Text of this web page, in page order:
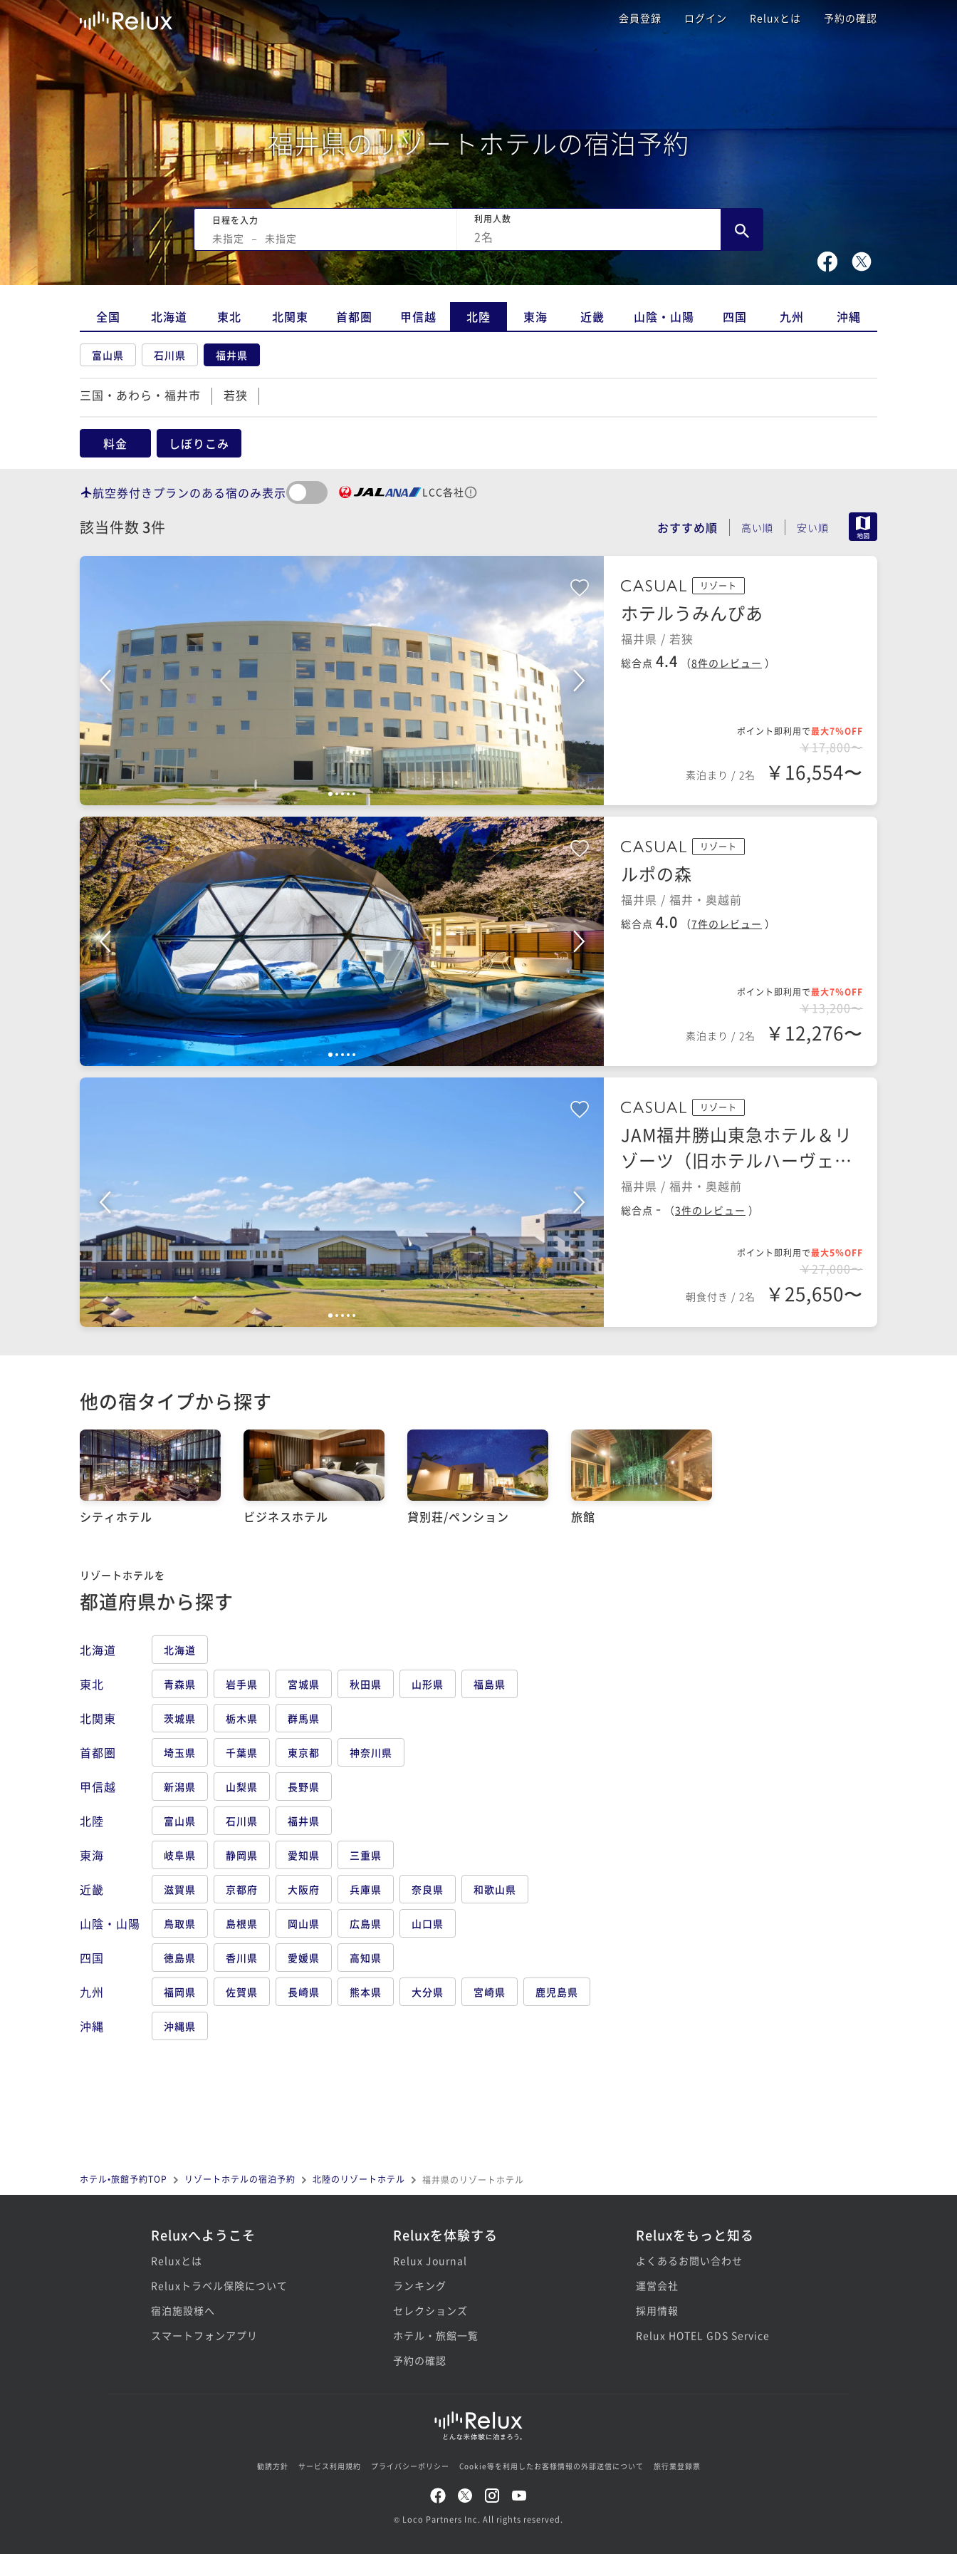
会員登録 ログイン Reluxとは 予約の確認
福井県のリゾートホテルの宿泊予約
日程を入力
未指定 − 未指定
利用人数
2名
全国 北海道 東北 北関東 首都圏 甲信越 北陸 東海 近畿 山陰・山陽 四国 九州 沖縄
富山県 石川県 福井県
三国・あわら・福井市 若狭
料金 しぼりこみ
航空券付きプランのある宿のみ表示 LCC各社
該当件数 3件 おすすめ順 高い順 安い順
1 2345
リゾート
ホテルうみんぴあ
福井県 / 若狭
総合点 4.4 （8件のレビュー ）
ポイント即利用で最大7％OFF
￥17,800〜
素泊まり / 2名 ￥16,554〜
1 2 34 5
リゾート
ルポの森
福井県 / 福井・奥越前
総合点 4.0 （7件のレビュー ）
ポイント即利用で最大7％OFF
￥13,200〜
素泊まり / 2名 ￥12,276〜
1 2 3 45
リゾート
JAM福井勝山東急ホテル＆リ
ゾーツ（旧ホテルハーヴェス
トスキージャム勝山）
福井県 / 福井・奥越前
総合点 - （3件のレビュー ）
ポイント即利用で最大5％OFF
￥27,000〜
朝食付き / 2名 ￥25,650〜
他の宿タイプから探す
シティホテル ビジネスホテル 貸別荘/ペンション 旅館
リゾートホテルを
都道府県から探す
北海道 北海道
東北 青森県 岩手県 宮城県 秋田県 山形県 福島県
北関東 茨城県 栃木県 群馬県
首都圏 埼玉県 千葉県 東京都 神奈川県
甲信越 新潟県 山梨県 長野県
北陸 富山県 石川県 福井県
東海 岐阜県 静岡県 愛知県 三重県
近畿 滋賀県 京都府 大阪府 兵庫県 奈良県 和歌山県
山陰・山陽 鳥取県 島根県 岡山県 広島県 山口県
四国 徳島県 香川県 愛媛県 高知県
九州 福岡県 佐賀県 長崎県 熊本県 大分県 宮崎県 鹿児島県
沖縄 沖縄県
ホテル•旅館予約TOP リゾートホテルの宿泊予約 北陸のリゾートホテル 福井県のリゾートホテル
Reluxへようこそ
Reluxとは
Reluxトラベル保険について
宿泊施設様へ
スマートフォンアプリ
Reluxを体験する
Relux Journal
ランキング
セレクションズ
ホテル・旅館一覧
予約の確認
Reluxをもっと知る
よくあるお問い合わせ
運営会社
採用情報
Relux HOTEL GDS Service
勧誘方針 サービス利用規約 プライバシーポリシー Cookie等を利用したお客様情報の外部送信について 旅行業登録票
© Loco Partners Inc. All rights reserved.